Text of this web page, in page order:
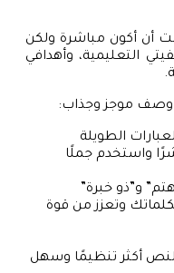
أن أكون مباشرة ولكن
التعليمية، وأهدافي
وصف موجز وجذاب:
الطويلة
واستخدم جملًا
و”ذو خبرة”
وتعزز من قوة
أكثر تنظيمًا وسهل